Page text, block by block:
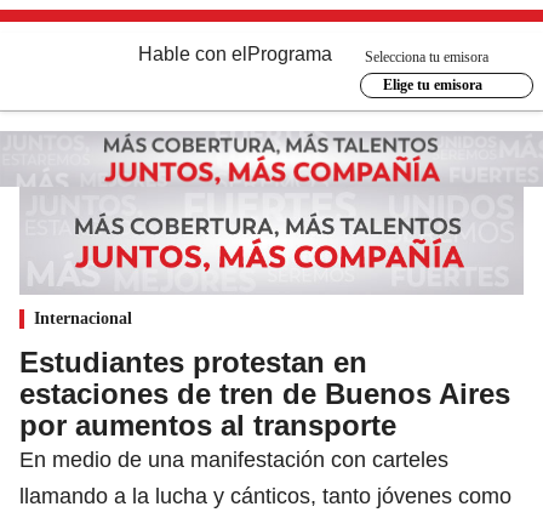
Hable con el Programa
Selecciona tu emisora
Elige tu emisora
Internacional
Estudiantes protestan en
estaciones de tren de Buenos Aires
por aumentos al transporte
En medio de una manifestación con carteles
llamando a la lucha y cánticos, tanto jóvenes como